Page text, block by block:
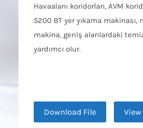
Havaalanı koridorları, AVM
5200 BT yer yıkama
makina, geniş alanlardaki
yardımcı olur.
Download File